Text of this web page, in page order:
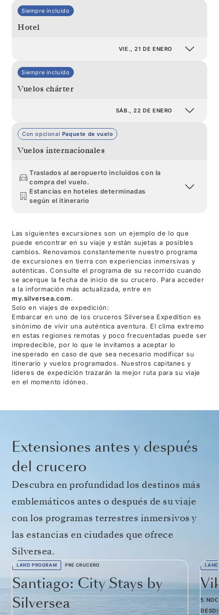
Siempre incluido
Hotel
VIE., 21 DE ENERO
Siempre incluido
Vuelos chárter
SÁB., 22 DE ENERO
Con opcional Paquete de vuelo
Vuelos internacionales
Traslados al aeropuerto incluidos con la
compra del vuelo.
Estancias en hoteles determinadas
según el itinerario
Las siguientes excursiones son un ejemplo de lo que
puede encontrar en su viaje y están sujetas a posibles
cambios. Renovamos constantemente nuestro programa
de excursiones en tierra con experiencias inmersivas y
auténticas. Consulte el programa de su recorrido cuando
se acerque la fecha de inicio de su crucero. Para acceder
a la información más actualizada, entre en
my.silversea.com.
Solo en viajes de expedición:
Embarcar en uno de los cruceros Silversea Expedition es
sinónimo de vivir una auténtica aventura. El clima extremo
en estas regiones remotas y poco frecuentadas puede ser
impredecible, por lo que le invitamos a aceptar lo
inesperado en caso de que sea necesario modificar su
itinerario y vuelos programados. Nuestros capitanes y
líderes de expedición trazarán la mejor ruta para su viaje
en el momento idóneo.
Extensiones antes y después
del crucero
Descubra en profundidad los destinos más
emblemáticos antes o después de su viaje
con los programas terrestres inmersivos y
las estancias en ciudades que ofrece
Silversea.
LAND PROGRAM PRE CRUCERO
Santiago: City Stays by
Silversea
5